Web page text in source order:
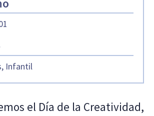
Infantil
el Día de la Creatividad,